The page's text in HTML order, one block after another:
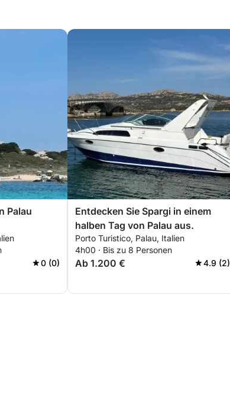
Palau
0 (0)
Entdecken Sie Spargi in einem
halben Tag von Palau aus.
Porto Turistico, Palau, Italien
4h00 · Bis zu 8 Personen
Ab 1.200 € 4.9 (2)